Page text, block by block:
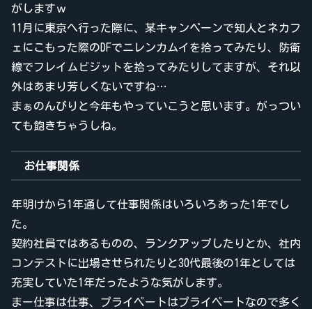
がしますｗ
11月に東京へ行った際に、某キャンペーンで知人とネカフ
ェにこもった際のDFでニレンカムイを拾ってみたり、防衛
線でフレイムビジットを拾ってみたりしてますが、それ以
外はあまり芳しくないですね…
まぁのんびりと今年もやっていこうと思います。がっつい
ても飽きちゃうしね。
お仕事関係
年明けから1年通して仕事関係はいろいろあった1年でし
た。
契約社員ではあるものの、ランクアップしたりとか、社内
コンテストに出場させられたりと30代最後の1年としては
充実していた1年だったような気がします。
まー仕事は仕事、プライベートはプライベートなので多く